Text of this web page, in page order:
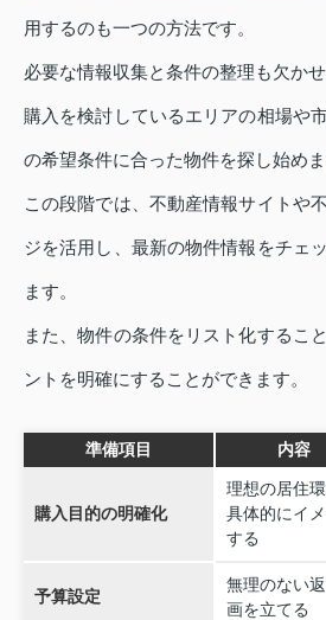
用するのも一つの方法です。
必要な情報収集と条件の整理も欠かせ
購入を検討しているエリアの相場や
の希望条件に合った物件を探し始めま
この段階では、不動産情報サイトや
ジを活用し、最新の物件情報をチェ
ます。
また、物件の条件をリスト化するこ
ントを明確にすることができます。
準備項目 内容
購入目的の明確化
理想の居住
具体的にイ
する
予算設定
無理のない
画を立てる